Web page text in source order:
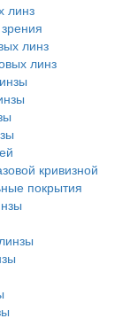
линз
линз
линз
кривизной
покрытия